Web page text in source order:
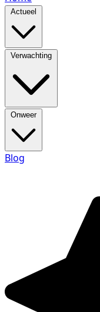
Actueel
Verwachting
Onweer
Blog